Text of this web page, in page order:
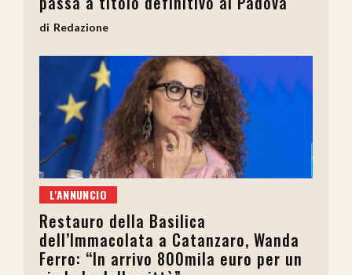
Redazione
L'ANNUNCIO
Restauro della Basilica
dell’Immacolata a Catanzaro, Wanda
Ferro: “In arrivo 800mila euro per un